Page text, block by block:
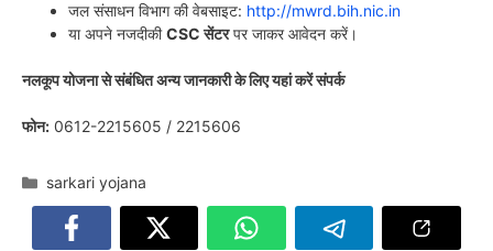
जल संसाधन विभाग की वेबसाइट: http://mwrd.bih.nic.in
या अपने नजदीकीCSC सेंटरपर जाकर आवेदन करें।
नलकूप योजना से संबंधित अन्य जानकारी के लिए यहां करें संपर्क
फोन: 0612-2215605 / 2215606
Categories
sarkari yojana